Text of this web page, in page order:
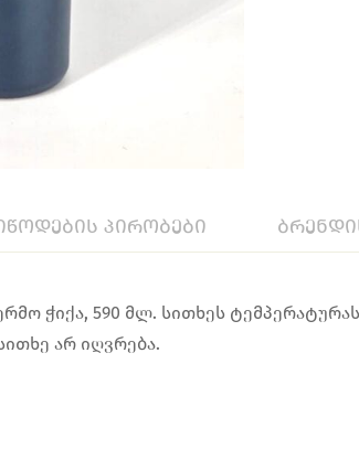
პირობები
ჭიქა, 590 მლ. სითხეს
არ იღვრება.